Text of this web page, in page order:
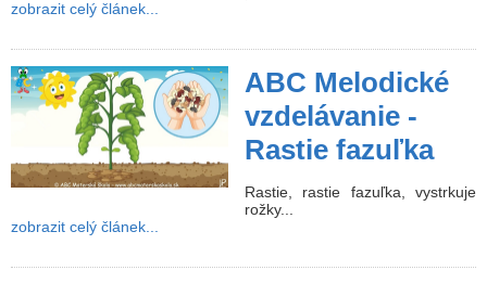
zobrazit celý článek...
ABC Melodické
vzdelávanie -
Rastie fazuľka
Rastie, rastie fazuľka, vystrkuje
rožky...
zobrazit celý článek...